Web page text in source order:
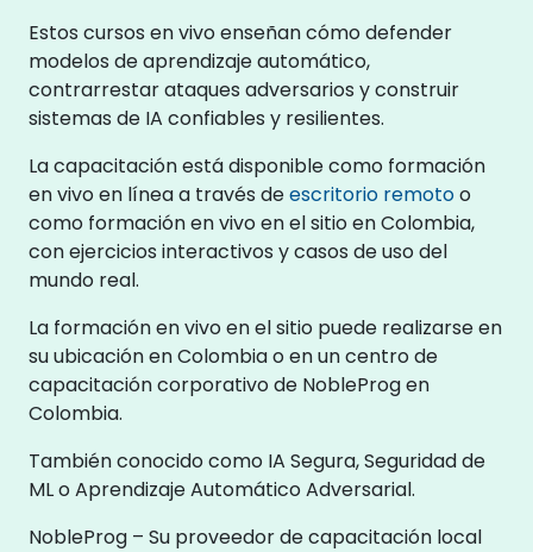
Estos cursos en vivo enseñan cómo defender
modelos de aprendizaje automático,
contrarrestar ataques adversarios y construir
sistemas de IA confiables y resilientes.
La capacitación está disponible como formación
en vivo en línea a través deescritorio remotoo
como formación en vivo en el sitio en Colombia,
con ejercicios interactivos y casos de uso del
mundo real.
La formación en vivo en el sitio puede realizarse en
su ubicación en Colombia o en un centro de
capacitación corporativo de NobleProg en
Colombia.
También conocido como IA Segura, Seguridad de
ML o Aprendizaje Automático Adversarial.
NobleProg – Su proveedor de capacitación local